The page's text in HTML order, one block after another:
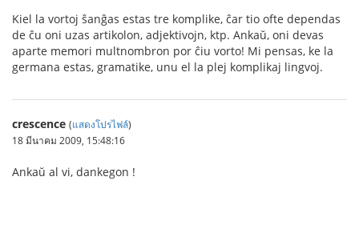
Kiel la vortoj ŝanĝas estas tre komplike, ĉar tio ofte dependas
de ĉu oni uzas artikolon, adjektivojn, ktp. Ankaŭ, oni devas
aparte memori multnombron por ĉiu vorto! Mi pensas, ke la
germana estas, gramatike, unu el la plej komplikaj lingvoj.
crescence (แสดงโปรไฟล์)
18 มีนาคม 2009, 15:48:16
Ankaŭ al vi, dankegon !